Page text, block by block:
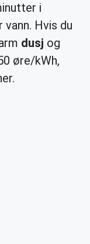
i
vann. Hvis du
dusj og
øre/kWh,